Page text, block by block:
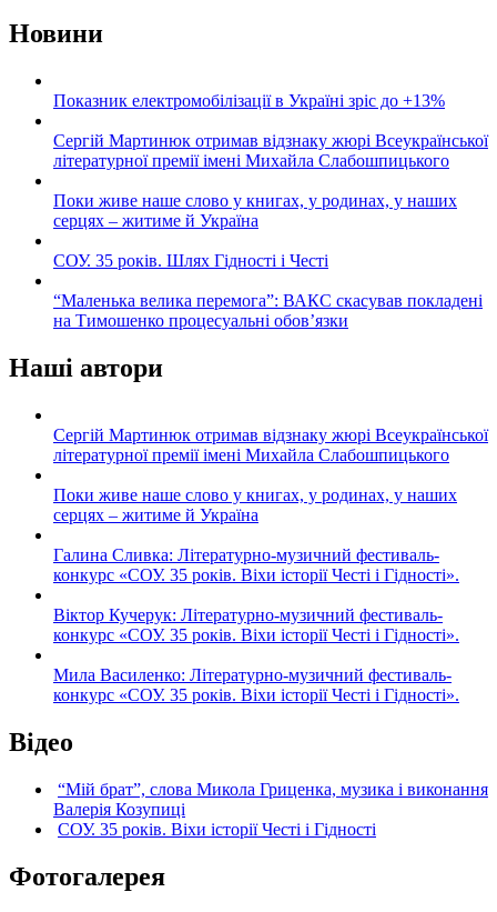
Новини
Показник електромобілізації в Україні зріс до +13%
Сергій Мартинюк отримав відзнаку жюрі Всеукраїнської
літературної премії імені Михайла Слабошпицького
Поки живе наше слово у книгах, у родинах, у наших
серцях – житиме й Україна
СОУ. 35 років. Шлях Гідності і Честі
“Маленька велика перемога”: ВАКС скасував покладені
на Тимошенко процесуальні обов’язки
Наші автори
Сергій Мартинюк отримав відзнаку жюрі Всеукраїнської
літературної премії імені Михайла Слабошпицького
Поки живе наше слово у книгах, у родинах, у наших
серцях – житиме й Україна
Галина Сливка: Літературно-музичний фестиваль-
конкурс «СОУ. 35 років. Віхи історії Честі і Гідності».
Віктор Кучерук: Літературно-музичний фестиваль-
конкурс «СОУ. 35 років. Віхи історії Честі і Гідності».
Мила Василенко: Літературно-музичний фестиваль-
конкурс «СОУ. 35 років. Віхи історії Честі і Гідності».
Відео
“Мій брат”, слова Микола Гриценка, музика і виконання
Валерія Козупиці
СОУ. 35 років. Віхи історії Честі і Гідності
Фотогалерея